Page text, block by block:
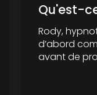
Qu'est-
Rody,
d’abord
avant de